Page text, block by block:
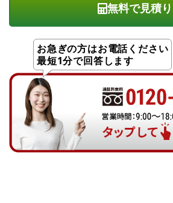
無料で見積り
お急ぎの方はお電話ください
最短1分で回答します